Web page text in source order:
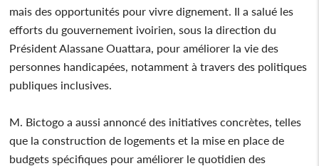
mais des opportunités pour vivre dignement. Il a salué les
efforts du gouvernement ivoirien, sous la direction du
Président Alassane Ouattara, pour améliorer la vie des
personnes handicapées, notamment à travers des politiques
publiques inclusives.
M. Bictogo a aussi annoncé des initiatives concrètes, telles
que la construction de logements et la mise en place de
budgets spécifiques pour améliorer le quotidien des